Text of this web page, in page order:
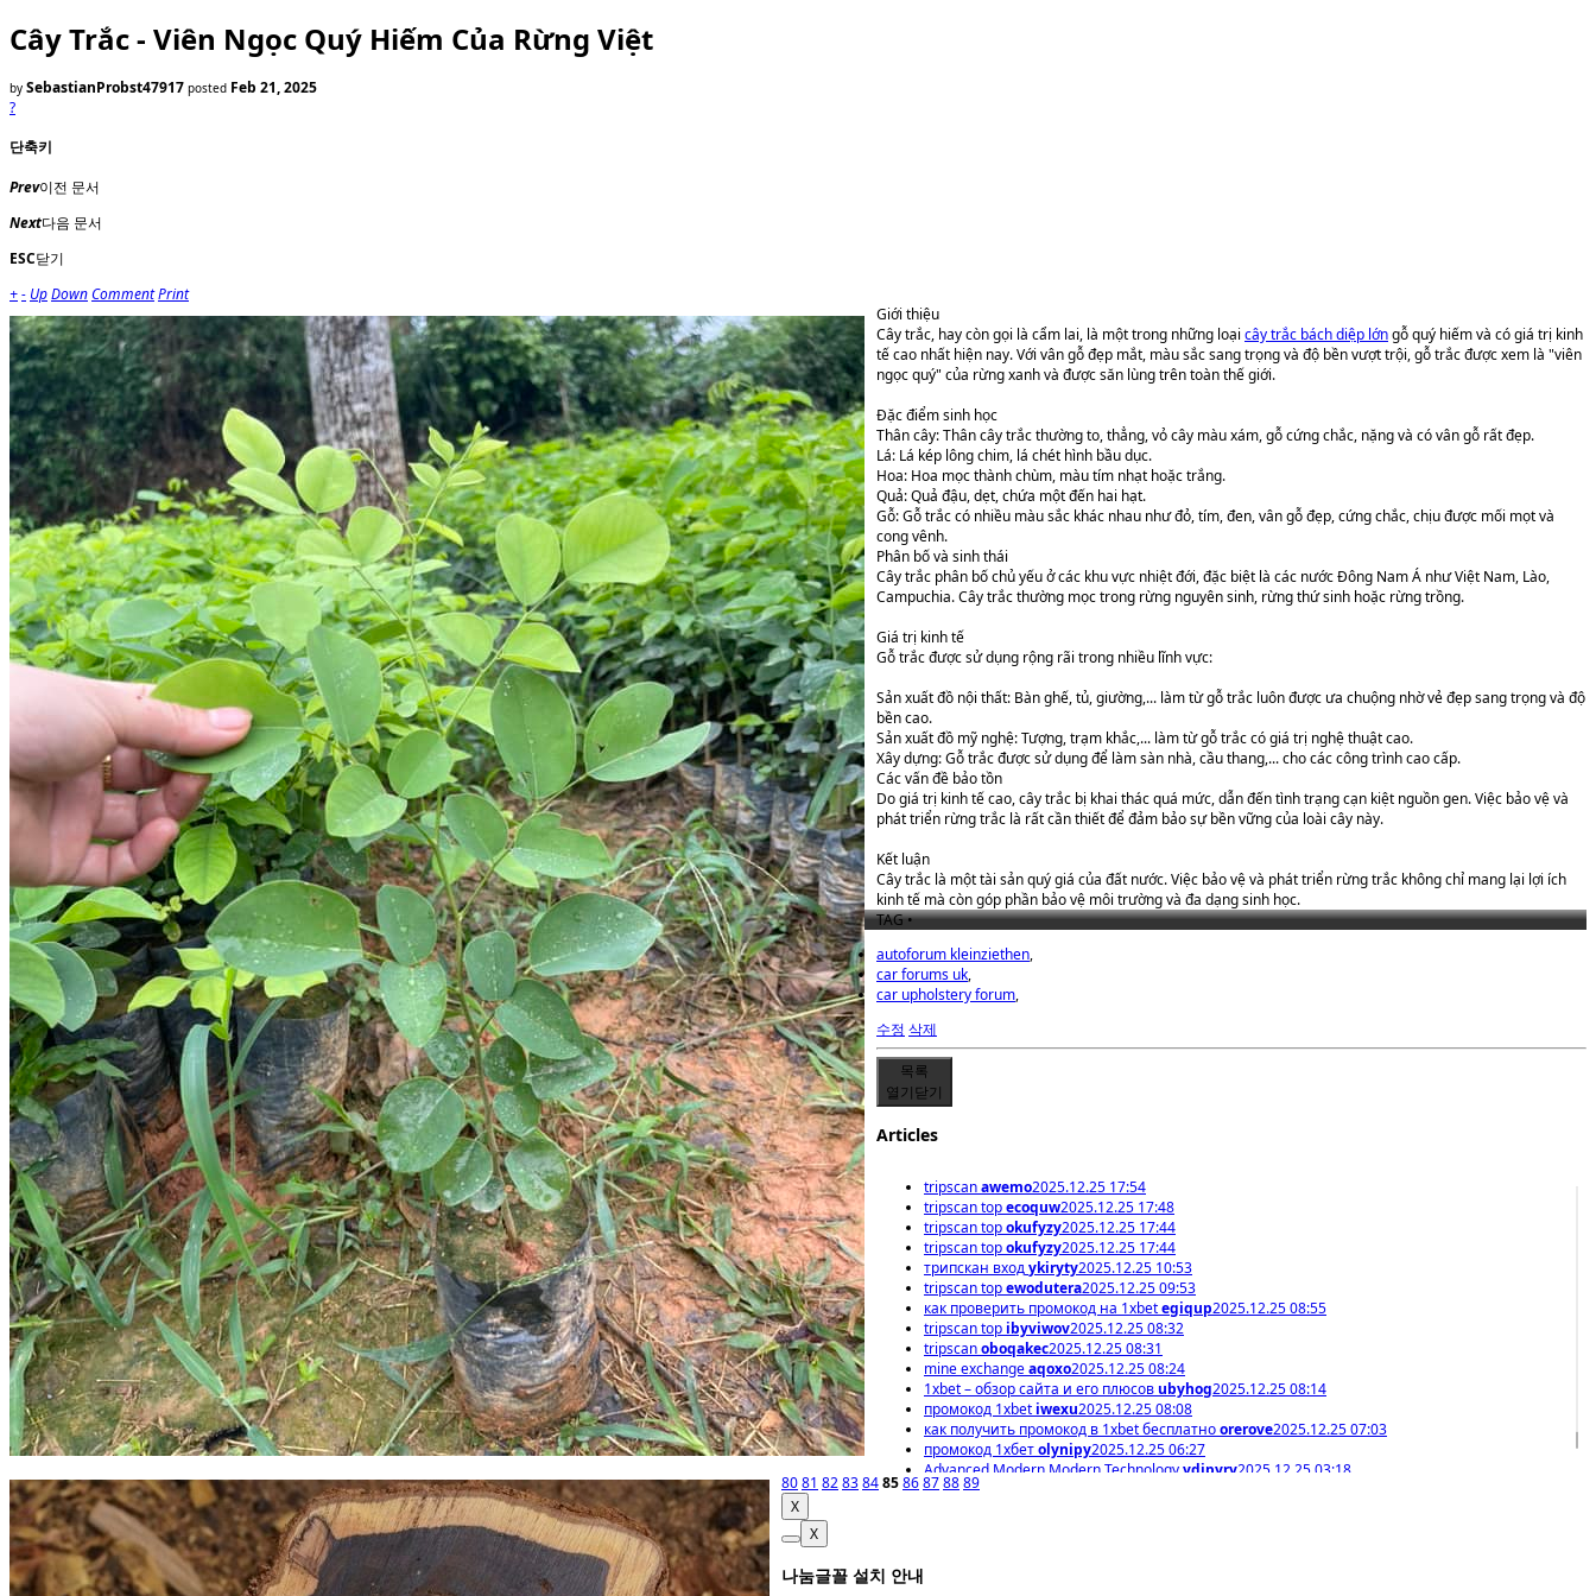
Cây Trắc - Viên Ngọc Quý Hiếm Của Rừng Việt
by SebastianProbst47917 posted Feb 21, 2025
?
단축키
Prev이전 문서
Next다음 문서
ESC닫기
+- UpDownCommentPrint
Giới thiệu
Cây trắc, hay còn gọi là cẩm lai, là một trong những loại cây trắc bách diệp lớngỗ quý hiếm và có giá trị kinh
tế cao nhất hiện nay. Với vân gỗ đẹp mắt, màu sắc sang trọng và độ bền vượt trội, gỗ trắc được xem là "viên
ngọc quý" của rừng xanh và được săn lùng trên toàn thế giới.
Đặc điểm sinh học
Thân cây: Thân cây trắc thường to, thẳng, vỏ cây màu xám, gỗ cứng chắc, nặng và có vân gỗ rất đẹp.
Lá: Lá kép lông chim, lá chét hình bầu dục.
Hoa: Hoa mọc thành chùm, màu tím nhạt hoặc trắng.
Quả: Quả đậu, dẹt, chứa một đến hai hạt.
Gỗ: Gỗ trắc có nhiều màu sắc khác nhau như đỏ, tím, đen, vân gỗ đẹp, cứng chắc, chịu được mối mọt và
cong vênh.
Phân bố và sinh thái
Cây trắc phân bố chủ yếu ở các khu vực nhiệt đới, đặc biệt là các nước Đông Nam Á như Việt Nam, Lào,
Campuchia. Cây trắc thường mọc trong rừng nguyên sinh, rừng thứ sinh hoặc rừng trồng.
Giá trị kinh tế
Gỗ trắc được sử dụng rộng rãi trong nhiều lĩnh vực:
Sản xuất đồ nội thất: Bàn ghế, tủ, giường,... làm từ gỗ trắc luôn được ưa chuộng nhờ vẻ đẹp sang trọng và độ
bền cao.
Sản xuất đồ mỹ nghệ: Tượng, trạm khắc,... làm từ gỗ trắc có giá trị nghệ thuật cao.
Xây dựng: Gỗ trắc được sử dụng để làm sàn nhà, cầu thang,... cho các công trình cao cấp.
Các vấn đề bảo tồn
Do giá trị kinh tế cao, cây trắc bị khai thác quá mức, dẫn đến tình trạng cạn kiệt nguồn gen. Việc bảo vệ và
phát triển rừng trắc là rất cần thiết để đảm bảo sự bền vững của loài cây này.
Kết luận
Cây trắc là một tài sản quý giá của đất nước. Việc bảo vệ và phát triển rừng trắc không chỉ mang lại lợi ích
kinh tế mà còn góp phần bảo vệ môi trường và đa dạng sinh học.
TAG •
autoforum kleinziethen,
car forums uk,
car upholstery forum,
수정 삭제
목록
열기닫기
Articles
tripscanawemo2025.12.25 17:54
tripscan topecoquw2025.12.25 17:48
tripscan topokufyzy2025.12.25 17:44
tripscan topokufyzy2025.12.25 17:44
трипскан входykiryty2025.12.25 10:53
tripscan topewodutera2025.12.25 09:53
как проверить промокод на 1xbetegiqup2025.12.25 08:55
tripscan top ibyviwov2025.12.25 08:32
tripscanoboqakec2025.12.25 08:31
mine exchangeaqoxo2025.12.25 08:24
1xbet – обзор сайта и его плюсовubyhog2025.12.25 08:14
промокод 1xbet iwexu2025.12.25 08:08
как получить промокод в 1xbet бесплатноorerove2025.12.25 07:03
промокод 1хбетolynipy2025.12.25 06:27
Advanced Modern Modern Technologyydipyry2025.12.25 03:18
8081 8283848586878889
X
X
나눔글꼴 설치 안내